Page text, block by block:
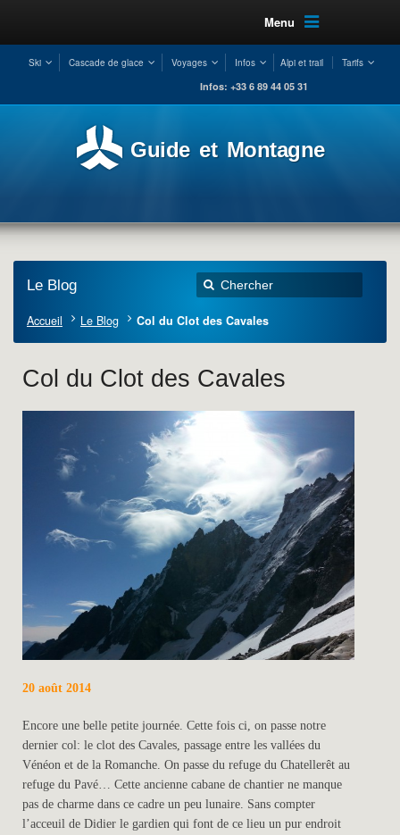
Menu
Ski Cascade de glace Voyages Infos Alpi et trail Tarifs
Infos: +33 6 89 44 05 31
Guide et Montagne
Le Blog
Accueil Le Blog Col du Clot des Cavales
Col du Clot des Cavales
20 août 2014
Encore une belle petite journée. Cette fois ci, on passe notre
dernier col: le clot des Cavales, passage entre les vallées du
Vénéon et de la Romanche. On passe du refuge du Chatellerêt au
refuge du Pavé… Cette ancienne cabane de chantier ne manque
pas de charme dans ce cadre un peu lunaire. Sans compter
l’acceuil de Didier le gardien qui font de ce lieu un pur endroit